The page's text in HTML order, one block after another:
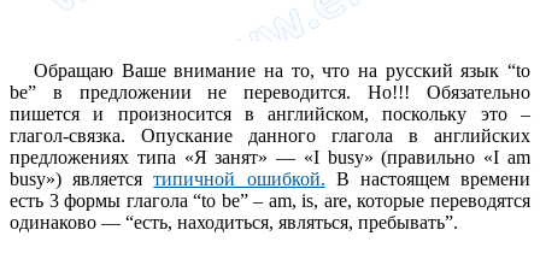
Обращаю Ваше внимание на то, что на русский язык “to
be” в предложении не переводится. Но!!! Обязательно
пишется и произносится в английском, поскольку это –
глагол-связка. Опускание данного глагола в английских
предложениях типа «Я занят» — «I busy» (правильно «I am
busy») являетсятипичной ошибкой. В настоящем времени
есть 3 формы глагола “to be” – am, is, are, которые переводятся
одинаково — “есть, находиться, являться, пребывать”.